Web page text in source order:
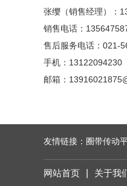
张缨（销售经理）：
销售电话：
售后服务电话：021-
手机：13122094230
邮箱：
友情链接： 圈带传动
网站首页 关于我